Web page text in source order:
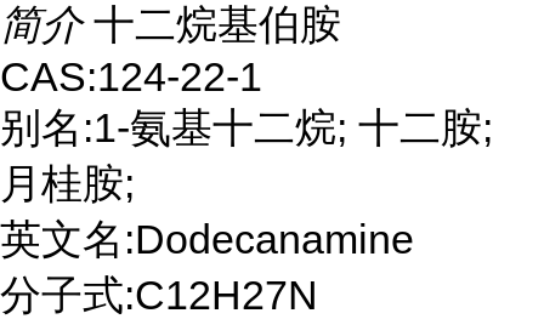
简介 十二烷基伯胺
CAS:124-22-1
别名:1-氨基十二烷; 十二胺;
月桂胺;
英文名:Dodecanamine
分子式:C12H27N